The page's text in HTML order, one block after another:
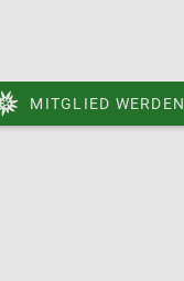
MITGLIED WERDEN